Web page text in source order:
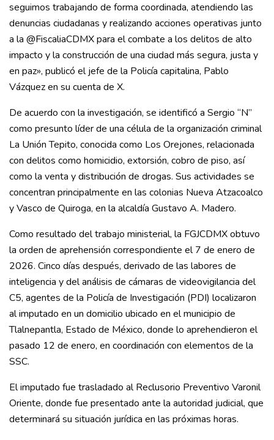
seguimos trabajando de forma coordinada, atendiendo las
denuncias ciudadanas y realizando acciones operativas junto
a la @FiscaliaCDMX para el combate a los delitos de alto
impacto y la construcción de una ciudad más segura, justa y
en paz», publicó el jefe de la Policía capitalina, Pablo
Vázquez en su cuenta de X.
De acuerdo con la investigación, se identificó a Sergio “N”
como presunto líder de una célula de la organización criminal
La Unión Tepito, conocida como Los Orejones, relacionada
con delitos como homicidio, extorsión, cobro de piso, así
como la venta y distribución de drogas. Sus actividades se
concentran principalmente en las colonias Nueva Atzacoalco
y Vasco de Quiroga, en la alcaldía Gustavo A. Madero.
Como resultado del trabajo ministerial, la FGJCDMX obtuvo
la orden de aprehensión correspondiente el 7 de enero de
2026. Cinco días después, derivado de las labores de
inteligencia y del análisis de cámaras de videovigilancia del
C5, agentes de la Policía de Investigación (PDI) localizaron
al imputado en un domicilio ubicado en el municipio de
Tlalnepantla, Estado de México, donde lo aprehendieron el
pasado 12 de enero, en coordinación con elementos de la
SSC.
El imputado fue trasladado al Reclusorio Preventivo Varonil
Oriente, donde fue presentado ante la autoridad judicial, que
determinará su situación jurídica en las próximas horas.